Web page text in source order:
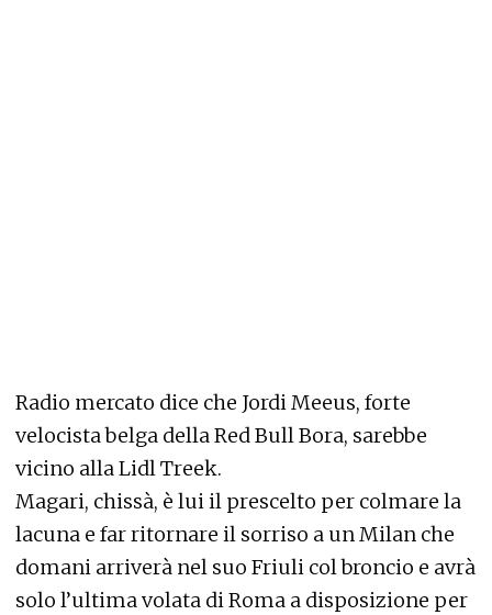
Radio mercato dice che Jordi Meeus, forte
velocista belga della Red Bull Bora, sarebbe
vicino alla Lidl Treek.
Magari, chissà, è lui il prescelto per colmare la
lacuna e far ritornare il sorriso a un Milan che
domani arriverà nel suo Friuli col broncio e avrà
solo l’ultima volata di Roma a disposizione per